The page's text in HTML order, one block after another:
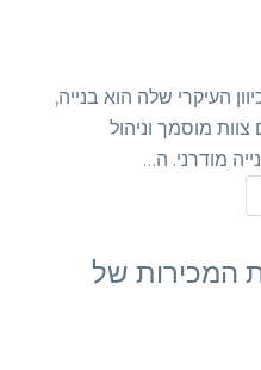
בשנת 2015. הכיוון העיקרי שלה הוא בנייה,
מוסמך וניהול
מודרני. ה…
המכירות של